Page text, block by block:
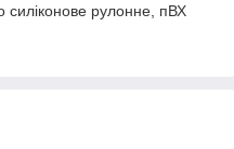
силіконове рулонне, пВХ